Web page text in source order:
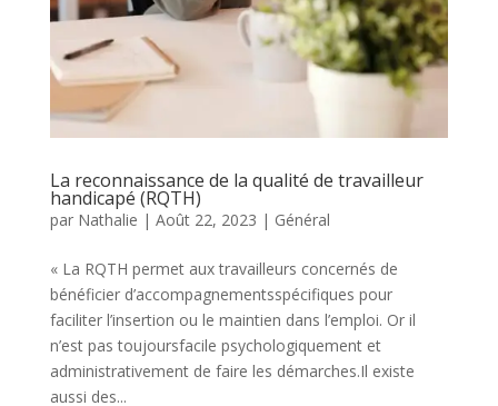
La reconnaissance de la qualité de travailleur
handicapé (RQTH)
par Nathalie | Août 22, 2023 | Général
« La RQTH permet aux travailleurs concernés de
bénéficier d’accompagnementsspécifiques pour
faciliter l’insertion ou le maintien dans l’emploi. Or il
n’est pas toujoursfacile psychologiquement et
administrativement de faire les démarches.Il existe
aussi des...